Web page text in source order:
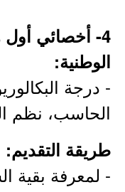
4- أخصائي
الوطنية:
- درجة
الحاسب، نظم
طريقة التقديم:
- لمعرفة بقية